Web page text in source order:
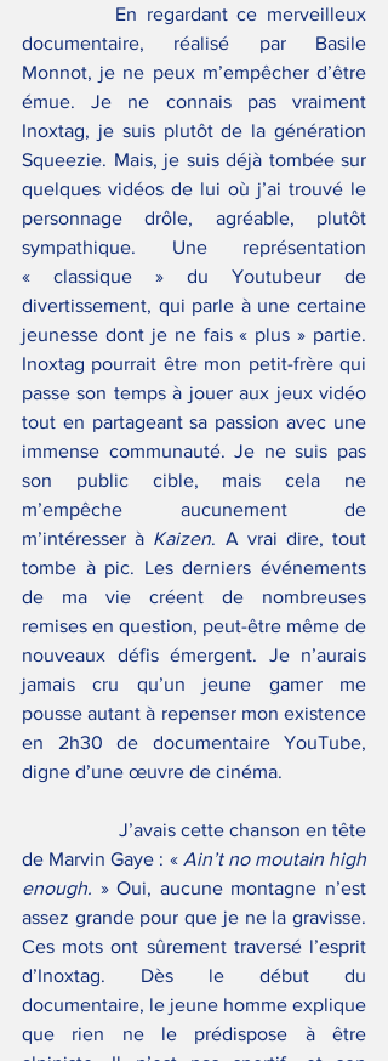
En regardant ce merveilleux
documentaire, réalisé par Basile
Monnot, je ne peux m’empêcher d’être
émue. Je ne connais pas vraiment
Inoxtag, je suis plutôt de la génération
Squeezie. Mais, je suis déjà tombée sur
quelques vidéos de lui où j’ai trouvé le
personnage drôle, agréable, plutôt
sympathique. Une représentation
« classique » du Youtubeur de
divertissement, qui parle à une certaine
jeunesse dont je ne fais « plus » partie.
Inoxtag pourrait être mon petit-frère qui
passe son temps à jouer aux jeux vidéo
tout en partageant sa passion avec une
immense communauté. Je ne suis pas
son public cible, mais cela ne
m’empêche aucunement de
m’intéresser à Kaizen. A vrai dire, tout
tombe à pic. Les derniers événements
de ma vie créent de nombreuses
remises en question, peut-être même de
nouveaux défis émergent. Je n’aurais
jamais cru qu’un jeune gamer me
pousse autant à repenser mon existence
en 2h30 de documentaire YouTube,
digne d’une œuvre de cinéma.
de Marvin Gaye : « Ain’t no moutain high
enough. » Oui, aucune montagne n’est
assez grande pour que je ne la gravisse.
Ces mots ont sûrement traversé l’esprit
d’Inoxtag. Dès le début du
documentaire, le jeune homme explique
que rien ne le prédispose à être